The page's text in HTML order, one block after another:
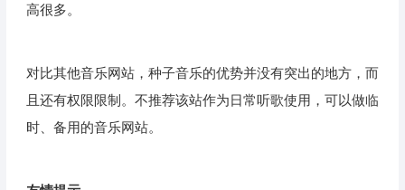
高很多。
对比其他音乐网站，种子音乐的优势并没有突出的地方，而
且还有权限限制。不推荐该站作为日常听歌使用，可以做临
时、备用的音乐网站。